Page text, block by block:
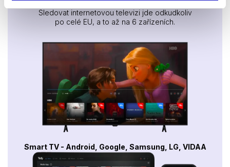
Sledovat internetovou televizi jde odkudkoliv
po celé EU, a to až na 6 zařízeních.
Smart TV - Android, Google, Samsung, LG, VIDAA